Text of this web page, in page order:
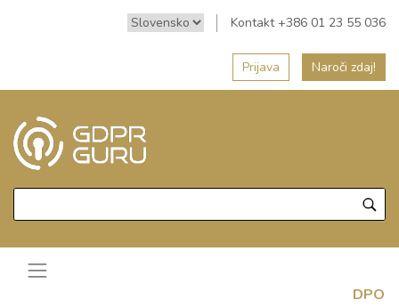
Kontakt +386 01 23 55 036
Prijava Naroči zdaj!
DPO